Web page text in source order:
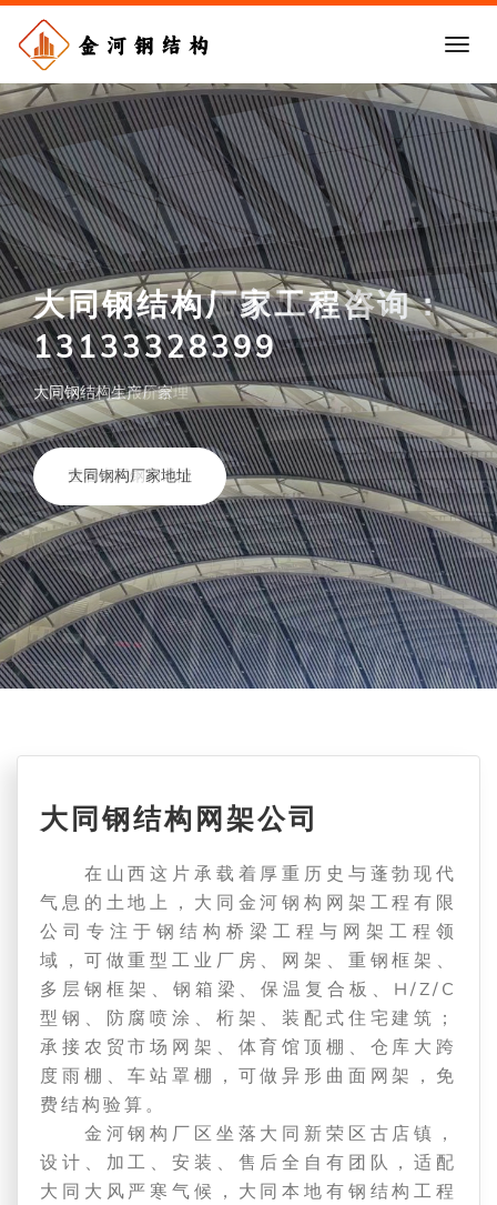
大同钢结构加工厂家：
13133328399
大同钢构厂家报价合理
查看大同钢构详情
大同钢结构网架公司
在山西这片承载着厚重历史与蓬勃现代
气息的土地上，大同金河钢构网架工程有限
公司专注于钢结构桥梁工程与网架工程领
域，可做重型工业厂房、网架、重钢框架、
多层钢框架、钢箱梁、保温复合板、H/Z/C
型钢、防腐喷涂、桁架、装配式住宅建筑；
承接农贸市场网架、体育馆顶棚、仓库大跨
度雨棚、车站罩棚，可做异形曲面网架，免
费结构验算。
金河钢构厂区坐落大同新荣区古店镇，
设计、加工、安装、售后全自有团队，适配
大同大风严寒气候，大同本地有钢结构工程